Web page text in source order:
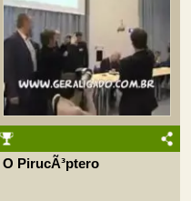
O PirucÃ³ptero